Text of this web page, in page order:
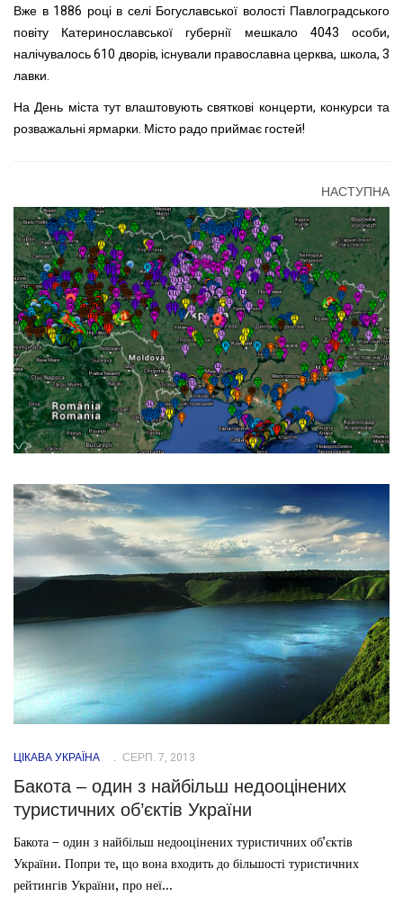
Вже в 1886 році в селі Богуславської волості Павлоградського
повіту Катеринославської губернії мешкало 4043 особи,
налічувалось 610 дворів, існували православна церква, школа, 3
лавки.
На День міста тут влаштовують святкові концерти, конкурси та
розважальні ярмарки. Місто радо приймає гостей!
НАСТУПНА
ЦІКАВА УКРАЇНА СЕРП. 7, 2013
Бакота – один з найбільш недооцінених
туристичних об’єктів України
Бакота – один з найбільш недооцінених туристичних об’єктів
України. Попри те, що вона входить до більшості туристичних
рейтингів України, про неї...